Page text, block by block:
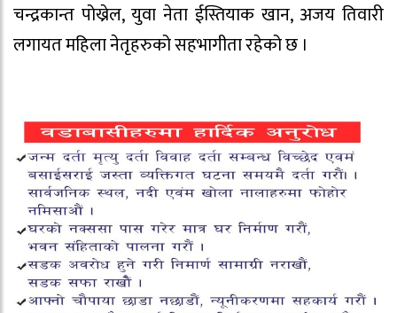
चन्द्रकान्त पोख्रेल, युवा नेता ईस्तियाक खान, अजय तिवारी
लगायत महिला नेतृहरुको सहभागीता रहेको छ ।